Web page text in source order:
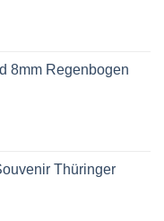
8mm Regenbogen
Thüringer